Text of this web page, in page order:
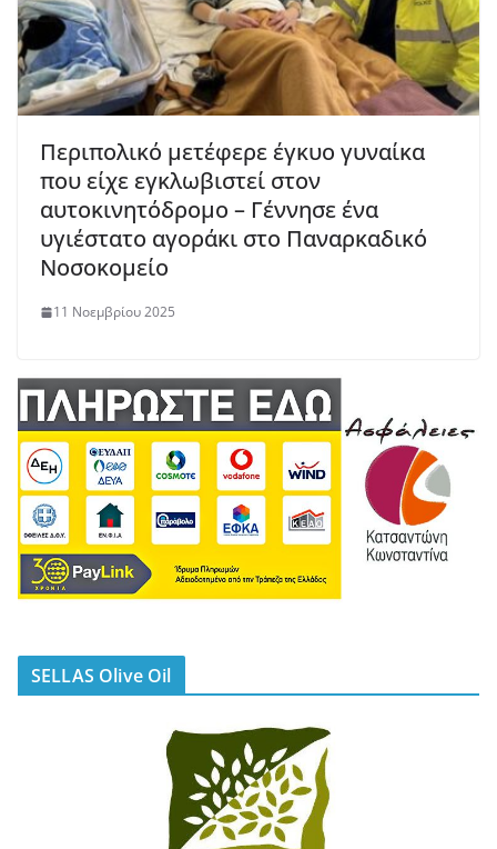
Περιπολικό μετέφερε έγκυο γυναίκα
που είχε εγκλωβιστεί στον
αυτοκινητόδρομο – Γέννησε ένα
υγιέστατο αγοράκι στο Παναρκαδικό
Νοσοκομείο
11 Νοεμβρίου 2025
SELLAS Olive Oil